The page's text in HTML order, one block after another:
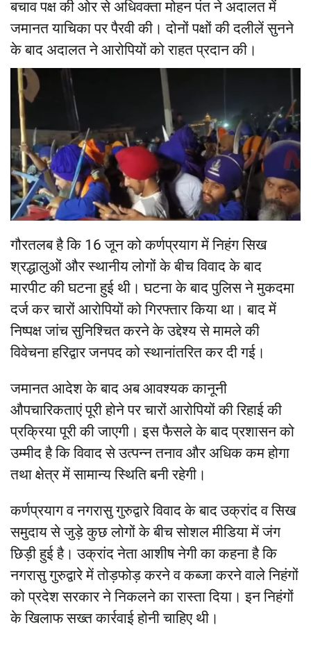
बचाव पक्ष की ओर से अधिवक्ता मोहन पंत ने अदालत में
जमानत याचिका पर पैरवी की। दोनों पक्षों की दलीलें सुनने
के बाद अदालत ने आरोपियों को राहत प्रदान की।
गौरतलब है कि 16 जून को कर्णप्रयाग में निहंग सिख
श्रद्धालुओं और स्थानीय लोगों के बीच विवाद के बाद
मारपीट की घटना हुई थी। घटना के बाद पुलिस ने मुकदमा
दर्ज कर चारों आरोपियों को गिरफ्तार किया था। बाद में
निष्पक्ष जांच सुनिश्चित करने के उद्देश्य से मामले की
विवेचना हरिद्वार जनपद को स्थानांतरित कर दी गई।
जमानत आदेश के बाद अब आवश्यक कानूनी
औपचारिकताएं पूरी होने पर चारों आरोपियों की रिहाई की
प्रक्रिया पूरी की जाएगी। इस फैसले के बाद प्रशासन को
उम्मीद है कि विवाद से उत्पन्न तनाव और अधिक कम होगा
तथा क्षेत्र में सामान्य स्थिति बनी रहेगी।
कर्णप्रयाग व नगरासु गुरुद्वारे विवाद के बाद उक्रांद व सिख
समुदाय से जुड़े कुछ लोगों के बीच सोशल मीडिया में जंग
छिड़ी हुई है। उक्रांद नेता आशीष नेगी का कहना है कि
नगरासु गुरुद्वारे में तोड़फोड़ करने व कब्जा करने वाले निहंगों
को प्रदेश सरकार ने निकलने का रास्ता दिया। इन निहंगों
के खिलाफ सख्त कार्रवाई होनी चाहिए थी।